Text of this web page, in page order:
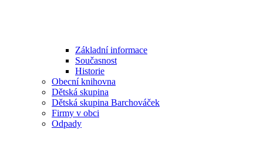
Základní informace
Současnost
Historie
Obecní knihovna
Dětská skupina
Dětská skupina Barchováček
Firmy v obci
Odpady